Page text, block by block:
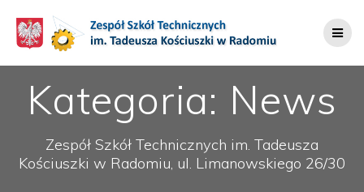
do
treści
Kategoria: News
Zespół Szkół Technicznych im. Tadeusza
Kościuszki w Radomiu, ul. Limanowskiego 26/30